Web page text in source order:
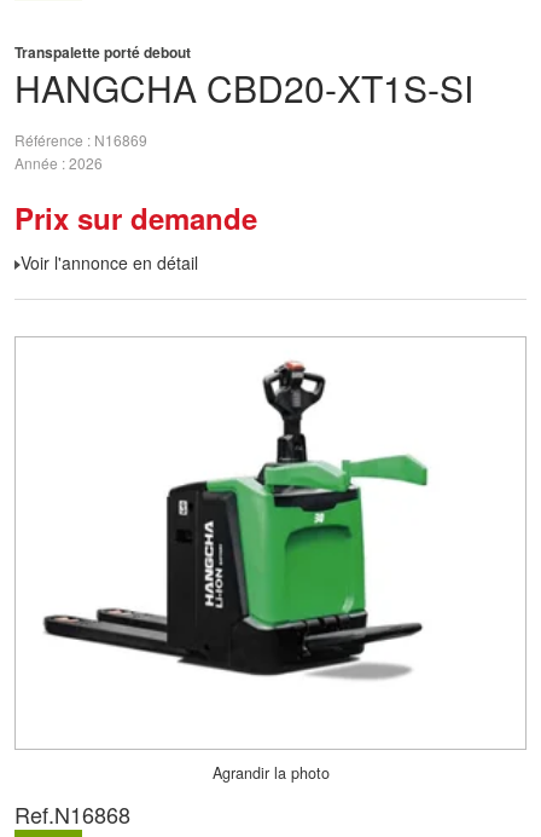
HANGCHA CBD20-XT1S-SI
Transpalette porté debout
Référence
N16869
Année 2026
Prix sur demande
Voir l'annonce en détail
Agrandir la photo
Ref.N16868